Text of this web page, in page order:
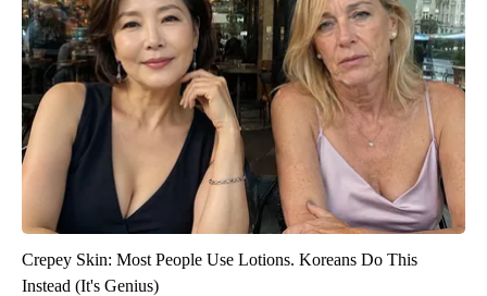
Crepey Skin: Most People Use Lotions. Koreans Do This
Instead (It's Genius)